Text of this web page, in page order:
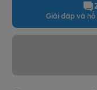
Giải đáp và